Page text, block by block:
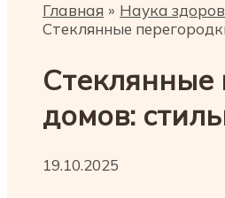
Главная
Наука
Стеклянные
Стеклянные
домов:
19.10.2025